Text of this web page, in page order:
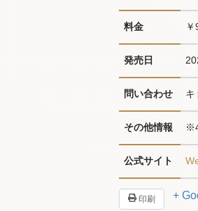
料金
発売日
問い合わせ キ
その他情報
公式サイト
印刷 +